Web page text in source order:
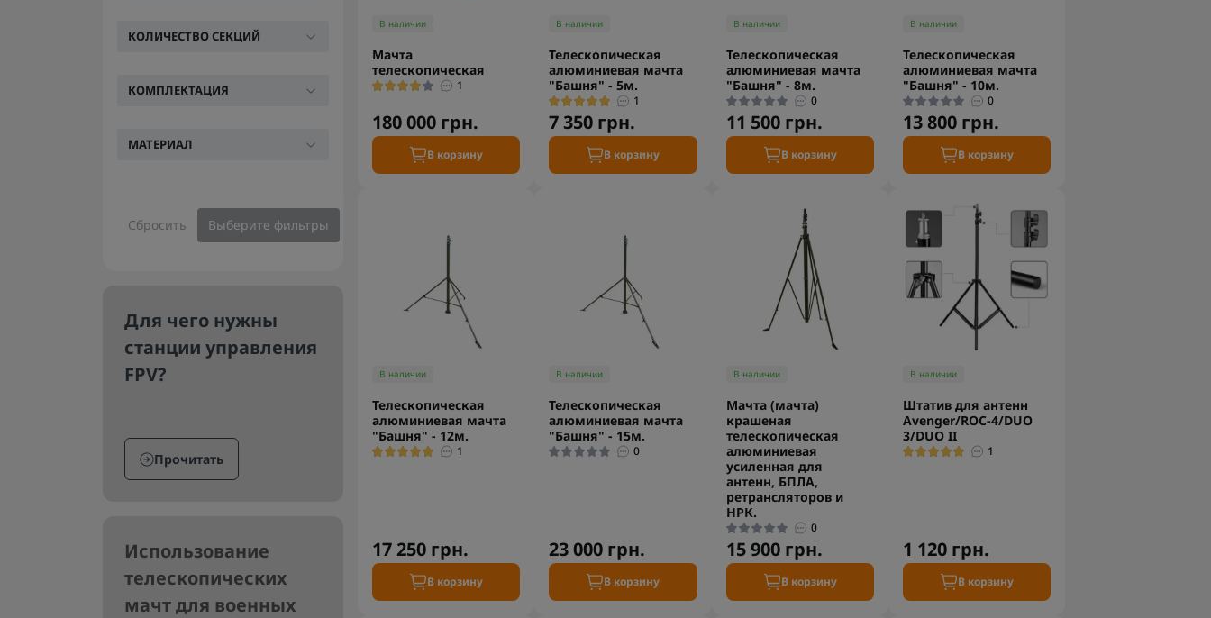
КОЛИЧЕСТВО СЕКЦИЙ
КОМПЛЕКТАЦИЯ
МАТЕРИАЛ
Сбросить Выберите фильтры
Для чего нужны
станции управления
FPV?
Прочитать
Использование
телескопических
мачт для военных
В наличии
Мачта
телескопическая
1
180 000 грн.
В корзину
В наличии
Телескопическая
алюминиевая мачта
"Башня" - 5м.
1
7 350 грн.
В корзину
В наличии
Телескопическая
алюминиевая мачта
"Башня" - 8м.
0
11 500 грн.
В корзину
В наличии
Телескопическая
алюминиевая мачта
"Башня" - 10м.
0
13 800 грн.
В корзину
В наличии
Телескопическая
алюминиевая мачта
"Башня" - 12м.
1
17 250 грн.
В корзину
В наличии
Телескопическая
алюминиевая мачта
"Башня" - 15м.
0
23 000 грн.
В корзину
В наличии
Мачта (мачта)
крашеная
телескопическая
алюминиевая
усиленная для
антенн, БПЛА,
ретрансляторов и
НРК.
0
15 900 грн.
В корзину
В наличии
Штатив для антенн
Avenger/ROC-4/DUO
3/DUO II
1
1 120 грн.
В корзину